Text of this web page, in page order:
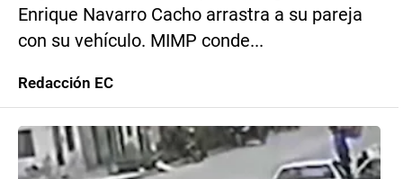
Enrique Navarro Cacho arrastra a su pareja
con su vehículo. MIMP conde...
Redacción EC